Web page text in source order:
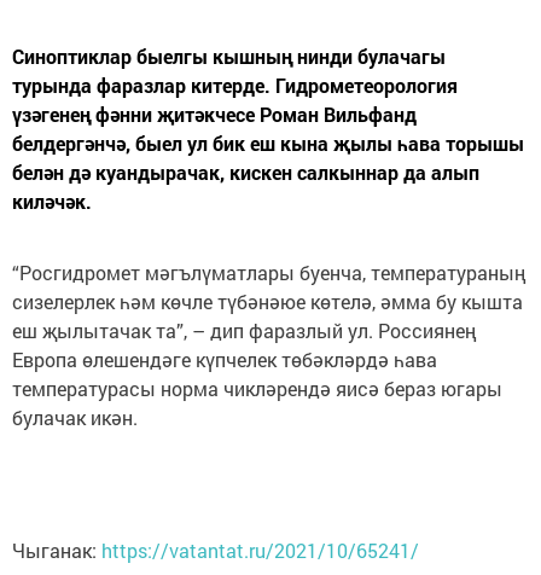
Синоптиклар быелгы кышның нинди булачагы
турында фаразлар китерде. Гидрометеорология
үзәгенең фәнни җитәкчесе Роман Вильфанд
белдергәнчә, быел ул бик еш кына җылы һава торышы
белән дә куандырачак, кискен салкыннар да алып
киләчәк.
“Росгидромет мәгълүматлары буенча, температураның
сизелерлек һәм көчле түбәнәюе көтелә, әмма бу кышта
еш җылытачак та”, – дип фаразлый ул. Россиянең
Европа өлешендәге күпчелек төбәкләрдә һава
температурасы норма чикләрендә яисә бераз югары
булачак икән.
Чыганак: https://vatantat.ru/2021/10/65241/